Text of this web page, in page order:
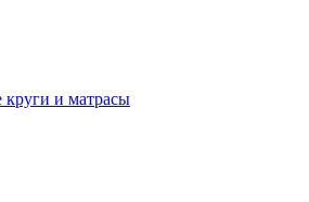
круги и матрасы